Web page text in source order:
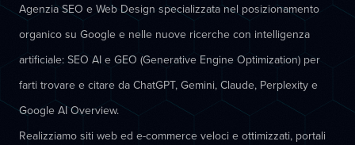
Agenzia SEO e Web Design specializzata nel posizionamento
organico su Google e nelle nuove ricerche con intelligenza
artificiale: SEO AI e GEO (Generative Engine Optimization) per
farti trovare e citare da ChatGPT, Gemini, Claude, Perplexity e
Google AI Overview.
Realizziamo siti web ed e-commerce veloci e ottimizzati, portali